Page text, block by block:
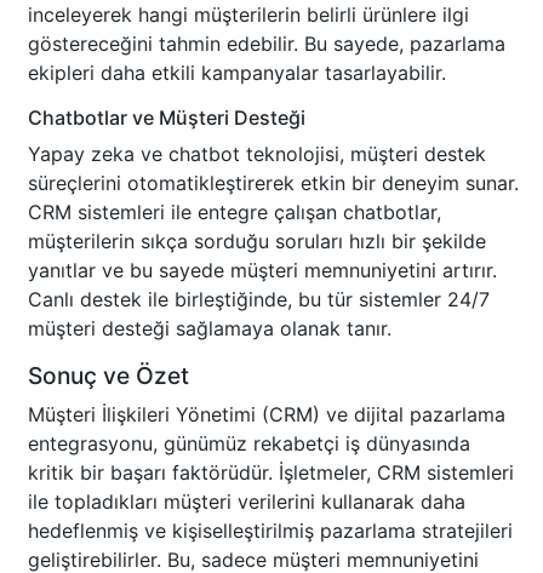
inceleyerek hangi müşterilerin belirli ürünlere ilgi
göstereceğini tahmin edebilir. Bu sayede, pazarlama
ekipleri daha etkili kampanyalar tasarlayabilir.
Chatbotlar ve Müşteri Desteği
Yapay zeka ve chatbot teknolojisi, müşteri destek
süreçlerini otomatikleştirerek etkin bir deneyim sunar.
CRM sistemleri ile entegre çalışan chatbotlar,
müşterilerin sıkça sorduğu soruları hızlı bir şekilde
yanıtlar ve bu sayede müşteri memnuniyetini artırır.
Canlı destek ile birleştiğinde, bu tür sistemler 24/7
müşteri desteği sağlamaya olanak tanır.
Sonuç ve Özet
Müşteri İlişkileri Yönetimi (CRM) ve dijital pazarlama
entegrasyonu, günümüz rekabetçi iş dünyasında
kritik bir başarı faktörüdür. İşletmeler, CRM sistemleri
ile topladıkları müşteri verilerini kullanarak daha
hedeflenmiş ve kişiselleştirilmiş pazarlama stratejileri
geliştirebilirler. Bu, sadece müşteri memnuniyetini